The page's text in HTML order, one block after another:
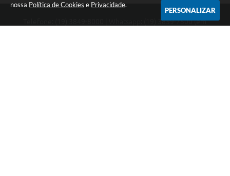
nossa Política de Cookies e Privacidade.
PERSONALIZAR
Telefone: (19) 3849-8000 | Whatsapp: (19) 3859-7500 (em